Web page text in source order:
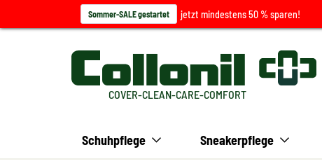
Sommer-SALE gestartet jetzt mindestens 50 % sparen!
COVER-CLEAN-CARE-COMFORT
Schuhpflege Sneakerpflege